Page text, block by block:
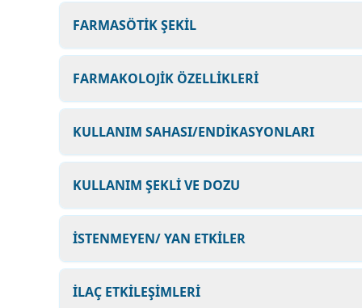
FARMASÖTİK ŞEKİL
FARMAKOLOJİK ÖZELLİKLERİ
KULLANIM SAHASI/ENDİKASYONLARI
KULLANIM ŞEKLİ VE DOZU
İSTENMEYEN/ YAN ETKİLER
İLAÇ ETKİLEŞİMLERİ